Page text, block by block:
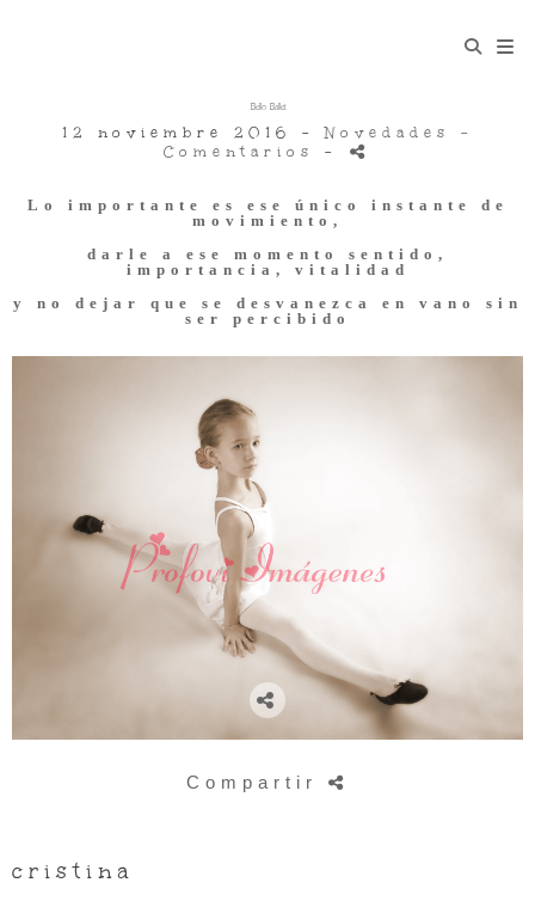
Bello Ballet
12 noviembre 2016 -Novedades
-
Comentarios -
Lo importante es ese único instante de
movimiento,
darle a ese momento sentido,
importancia, vitalidad
y no dejar que se desvanezca en vano sin
ser percibido
Compartir
cristina